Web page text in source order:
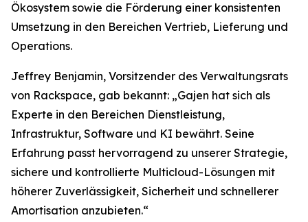
Ökosystem sowie die Förderung einer konsistenten
Umsetzung in den Bereichen Vertrieb, Lieferung und
Operations.
Jeffrey Benjamin, Vorsitzender des Verwaltungsrats
von Rackspace, gab bekannt: „Gajen hat sich als
Experte in den Bereichen Dienstleistung,
Infrastruktur, Software und KI bewährt. Seine
Erfahrung passt hervorragend zu unserer Strategie,
sichere und kontrollierte Multicloud-Lösungen mit
höherer Zuverlässigkeit, Sicherheit und schnellerer
Amortisation anzubieten.“